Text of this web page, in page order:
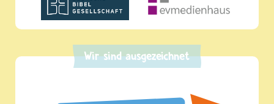
Wir sind ausgezeichnet